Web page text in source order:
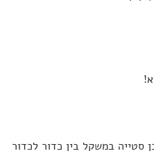
סטייה במשקל בין כדור לכדור